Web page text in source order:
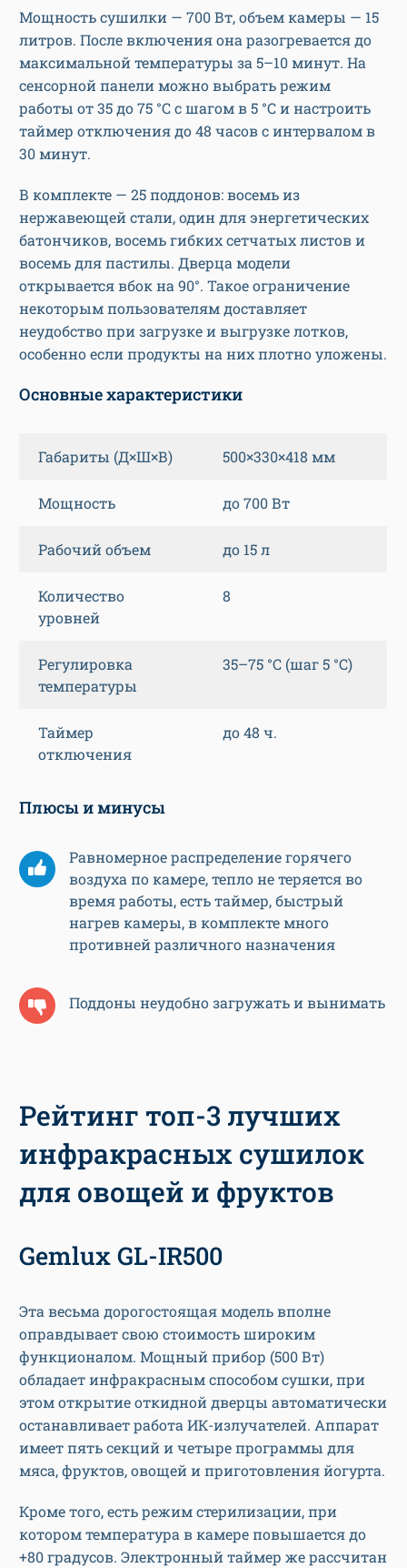
Мощность сушилки — 700 Вт, объем камеры — 15
литров. После включения она разогревается до
максимальной температуры за 5–10 минут. На
сенсорной панели можно выбрать режим
работы от 35 до 75 °C с шагом в 5 °C и настроить
таймер отключения до 48 часов с интервалом в
30 минут.
В комплекте — 25 поддонов: восемь из
нержавеющей стали, один для энергетических
батончиков, восемь гибких сетчатых листов и
восемь для пастилы. Дверца модели
открывается вбок на 90°. Такое ограничение
некоторым пользователям доставляет
неудобство при загрузке и выгрузке лотков,
особенно если продукты на них плотно уложены.
Основные характеристики
Габариты (Д×Ш×В) 500×330×418 мм
Мощность до 700 Вт
Рабочий объем до 15 л
Количество
уровней
8
Регулировка
температуры
35–75 °C (шаг 5 °C)
Таймер
отключения
до 48 ч.
Плюсы и минусы
Равномерное распределение горячего
воздуха по камере, тепло не теряется во
время работы, есть таймер, быстрый
нагрев камеры, в комплекте много
противней различного назначения
Поддоны неудобно загружать и вынимать
Рейтинг топ-3 лучших
инфракрасных сушилок
для овощей и фруктов
Gemlux GL-IR500
Эта весьма дорогостоящая модель вполне
оправдывает свою стоимость широким
функционалом. Мощный прибор (500 Вт)
обладает инфракрасным способом сушки, при
этом открытие откидной дверцы автоматически
останавливает работа ИК-излучателей. Аппарат
имеет пять секций и четыре программы для
мяса, фруктов, овощей и приготовления йогурта.
Кроме того, есть режим стерилизации, при
котором температура в камере повышается до
+80 градусов. Электронный таймер же рассчитан